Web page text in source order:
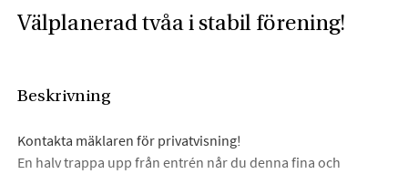
Välplanerad tvåa i stabil förening!
Beskrivning
Kontakta mäklaren för privatvisning!
En halv trappa upp från entrén når du denna fina och